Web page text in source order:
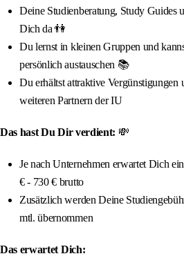
Deine Studienberatung, Study Guides
Dich da 👫
Du lernst in kleinen Gruppen und
persönlich austauschen 📚
Du erhältst attraktive Vergünstigungen
weiteren Partnern der IU
Das hast Du Dir verdient: 💸
Je nach Unternehmen erwartet Dich
€ - 730 € brutto
Zusätzlich werden Deine
mtl. übernommen
Das erwartet Dich: